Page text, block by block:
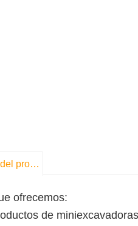
Detalles del producto
ofrecemos:
de